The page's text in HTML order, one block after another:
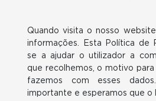
Quando visita o nosso
informações. Esta Política de
se a ajudar o utilizador a
que recolhemos, o motivo
fazemos com esses
importante e esperamos que o